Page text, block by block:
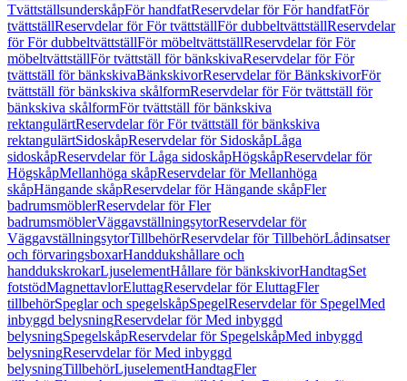
TvättställsunderskåpFör handfatReservdelar för För handfatFör
tvättställReservdelar för För tvättställFör dubbeltvättställReservdelar
för För dubbeltvättställFör möbeltvättställReservdelar för För
möbeltvättställFör tvättställ för bänkskivaReservdelar för För
tvättställ för bänkskivaBänkskivorReservdelar för BänkskivorFör
tvättställ för bänkskiva skålformReservdelar för För tvättställ för
bänkskiva skålformFör tvättställ för bänkskiva
rektangulärtReservdelar för För tvättställ för bänkskiva
rektangulärtSidoskåpReservdelar för SidoskåpLåga
sidoskåpReservdelar för Låga sidoskåpHögskåpReservdelar för
HögskåpMellanhöga skåpReservdelar för Mellanhöga
skåpHängande skåpReservdelar för Hängande skåpFler
badrumsmöblerReservdelar för Fler
badrumsmöblerVäggavställningsytorReservdelar för
VäggavställningsytorTillbehörReservdelar för TillbehörLådinsatser
och förvaringsboxarHanddukshållare och
handdukskrokarLjuselementHållare för bänkskivorHandtagSet
fotstödMagnettavlorEluttagReservdelar för EluttagFler
tillbehörSpeglar och spegelskåpSpegelReservdelar för SpegelMed
inbyggd belysningReservdelar för Med inbyggd
belysningSpegelskåpReservdelar för SpegelskåpMed inbyggd
belysningReservdelar för Med inbyggd
belysningTillbehörLjuselementHandtagFler